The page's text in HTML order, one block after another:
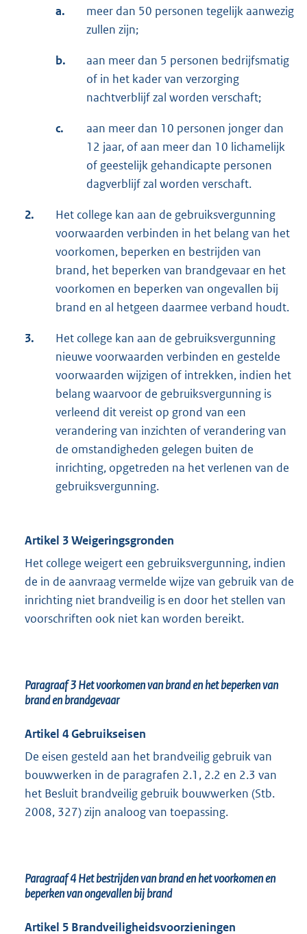
a.
meer dan 50 personen tegelijk aanwezig
zullen zijn;
b.
aan meer dan 5 personen bedrijfsmatig
of in het kader van verzorging
nachtverblijf zal worden verschaft;
c.
aan meer dan 10 personen jonger dan
12 jaar, of aan meer dan 10 lichamelijk
of geestelijk gehandicapte personen
dagverblijf zal worden verschaft.
2.
Het college kan aan de gebruiksvergunning
voorwaarden verbinden in het belang van het
voorkomen, beperken en bestrijden van
brand, het beperken van brandgevaar en het
voorkomen en beperken van ongevallen bij
brand en al hetgeen daarmee verband houdt.
3.
Het college kan aan de gebruiksvergunning
nieuwe voorwaarden verbinden en gestelde
voorwaarden wijzigen of intrekken, indien het
belang waarvoor de gebruiksvergunning is
verleend dit vereist op grond van een
verandering van inzichten of verandering van
de omstandigheden gelegen buiten de
inrichting, opgetreden na het verlenen van de
gebruiksvergunning.
Artikel 3 Weigeringsgronden
Het college weigert een gebruiksvergunning, indien
de in de aanvraag vermelde wijze van gebruik van de
inrichting niet brandveilig is en door het stellen van
voorschriften ook niet kan worden bereikt.
Paragraaf 3Het voorkomen van brand en het beperken van
brand en brandgevaar
Artikel 4 Gebruikseisen
De eisen gesteld aan het brandveilig gebruik van
bouwwerken in de paragrafen 2.1, 2.2 en 2.3 van
het Besluit brandveilig gebruik bouwwerken (Stb.
2008, 327) zijn analoog van toepassing.
Paragraaf 4Het bestrijden van brand en het voorkomen en
beperken van ongevallen bij brand
Artikel 5 Brandveiligheidsvoorzieningen